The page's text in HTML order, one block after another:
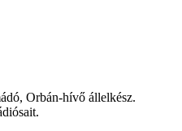
Orbán-hívő állelkész.